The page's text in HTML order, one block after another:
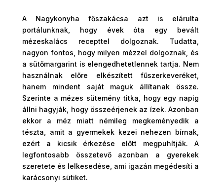
A Nagykonyha főszakácsa azt is elárulta
portálunknak, hogy évek óta egy bevált
mézeskalács recepttel dolgoznak. Tudatta,
nagyon fontos, hogy milyen mézzel dolgoznak, és
a sütőmargarint is elengedhetetlennek tartja. Nem
használnak előre elkészített fűszerkeveréket,
hanem mindent saját maguk állítanak össze.
Szerinte a mézes sütemény titka, hogy egy napig
állni hagyják, hogy összeérjenek az ízek. Azonban
ekkor a méz miatt némileg megkeményedik a
tészta, amit a gyermekek kezei nehezen bírnak,
ezért a kicsik érkezése előtt megpuhítják. A
legfontosabb összetevő azonban a gyerekek
szeretete és lelkesedése, ami igazán megédesíti a
karácsonyi sütiket.